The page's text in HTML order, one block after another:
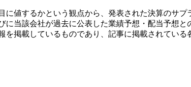
値するかという観点から、発表された決算のサ
当該会社が過去に公表した業績予想・配当予想
掲載しているものであり、記事に掲載されてい